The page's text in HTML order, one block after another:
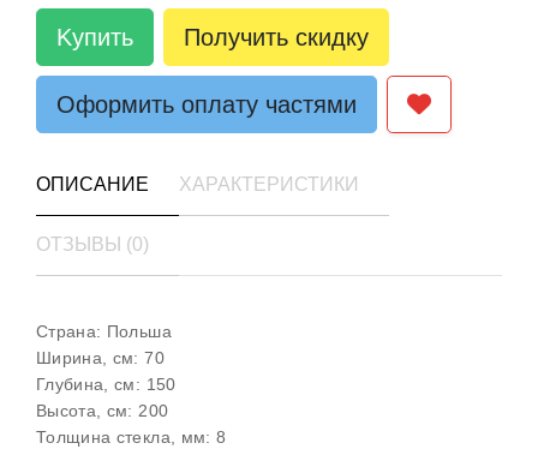
Kупить Получить скидку
Оформить оплату частями
ОПИСАНИЕ ХАРАКТЕРИСТИКИ
ОТЗЫВЫ (0)
Страна: Польша
Ширина, см: 70
Глубина, см: 150
Высота, см: 200
Толщина стекла, мм: 8